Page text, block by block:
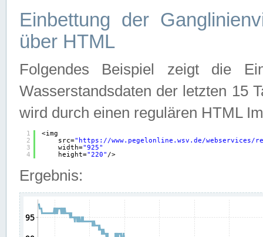
Einbettung der
über HTML
Folgendes Beispiel zeigt die
Wasserstandsdaten der letzten 15
wird durch einen regulären HTML
1
2
3
4
<img
src=" https://www.pegelonline.wsv.de/webservices/
width="925"
height="220" />
Ergebnis: